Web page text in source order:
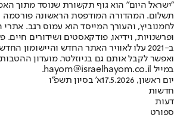
"ישראל היום" הוא גוף תקשורת שנוסד מתוך
ופרשנויות, וידיאו, פודקאסטים ושידורים
ב-2021 עלו לאוויר האתר החדש
ואפשר לקבל אותם גם בניוזלטר. מועדון
במייל hayom@israelhayom.co.il.
יום ראשון, 17.5.2026
א' בסיון תשפ"ו
חדשות
דעות
ספורט